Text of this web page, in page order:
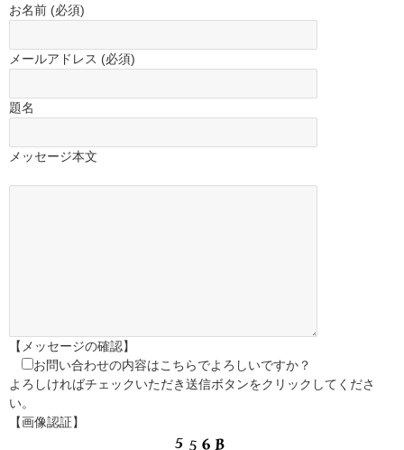
お名前 (必須)
メールアドレス (必須)
題名
メッセージ本文
【メッセージの確認】
お問い合わせの内容はこちらでよろしいですか？
よろしければチェックいただき送信ボタンをクリックしてくださ
い。
【画像認証】